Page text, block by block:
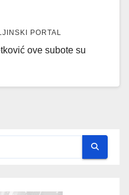
PORTAL
ove subote su